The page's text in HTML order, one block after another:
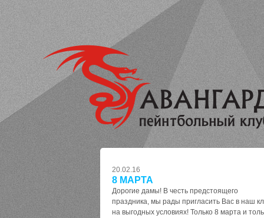
20.02.16
8 МАРТА
Дорогие дамы! В честь предстоящего
праздника, мы рады пригласить Вас в наш
на выгодных условиях! Только 8 марта и